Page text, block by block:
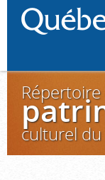
culturel